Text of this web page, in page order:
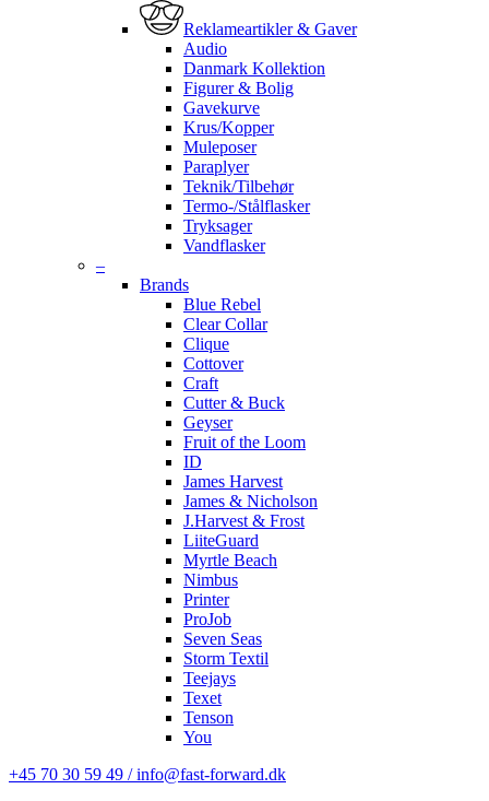
Reklameartikler & Gaver
Audio
Danmark Kollektion
Figurer & Bolig
Gavekurve
Krus/Kopper
Muleposer
Paraplyer
Teknik/Tilbehør
Termo-/Stålflasker
Tryksager
Vandflasker
–
Brands
Blue Rebel
Clear Collar
Clique
Cottover
Craft
Cutter & Buck
Geyser
Fruit of the Loom
ID
James Harvest
James & Nicholson
J.Harvest & Frost
LiiteGuard
Myrtle Beach
Nimbus
Printer
ProJob
Seven Seas
Storm Textil
Teejays
Texet
Tenson
You
+45 70 30 59 49 / info@fast-forward.dk